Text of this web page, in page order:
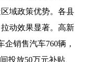
域政策优势。各县
动效果显著。高新
企销售汽车760辆，
投放50万元补贴、